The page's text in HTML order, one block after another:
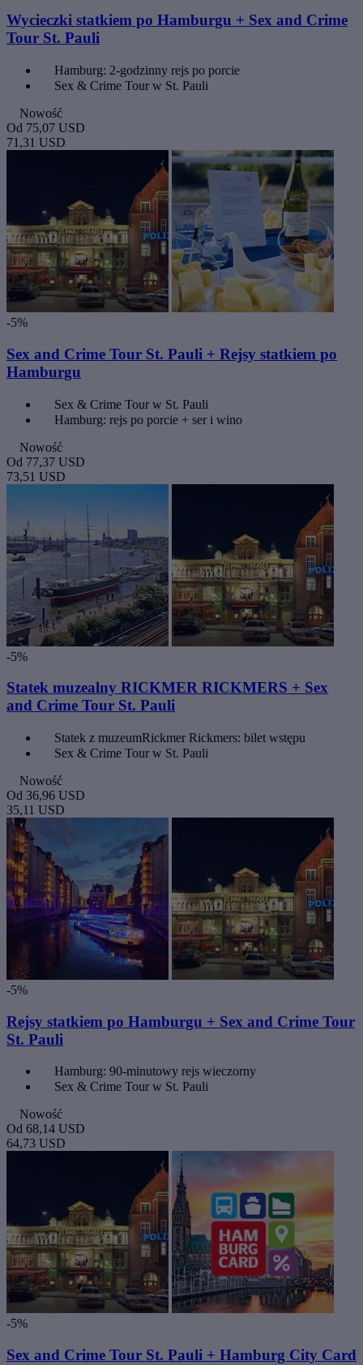
Wycieczki statkiem po Hamburgu + Sex and Crime
Tour St. Pauli
Hamburg: 2-godzinny rejs po porcie
Sex & Crime Tour w St. Pauli
Nowość
Od 75,07 USD
71,31 USD
-5%
Sex and Crime Tour St. Pauli + Rejsy statkiem po
Hamburgu
Sex & Crime Tour w St. Pauli
Hamburg: rejs po porcie + ser i wino
Nowość
Od 77,37 USD
73,51 USD
-5%
Statek muzealny RICKMER RICKMERS + Sex
and Crime Tour St. Pauli
Statek z muzeumRickmer Rickmers: bilet wstępu
Sex & Crime Tour w St. Pauli
Nowość
Od 36,96 USD
35,11 USD
-5%
Rejsy statkiem po Hamburgu + Sex and Crime Tour
St. Pauli
Hamburg: 90-minutowy rejs wieczorny
Sex & Crime Tour w St. Pauli
Nowość
Od 68,14 USD
64,73 USD
-5%
Sex and Crime Tour St. Pauli + Hamburg City Card